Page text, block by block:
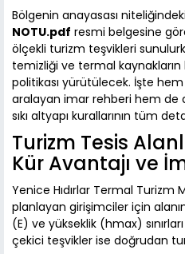
Bölgenin anayasası
NOTU.pdf resmi belgesine
ölçekli turizm teşvikleri
temizliği ve termal kaynakların
politikası yürütülecek. İşte hem
aralayan imar rehberi hem de
sıkı altyapı kurallarının tüm
Turizm Tesis
Kür Avantajı ve
Yenice Hıdırlar Termal Turizm
planlayan girişimciler için
(E) ve yükseklik (hmax)
çekici teşvikler ise doğrudan